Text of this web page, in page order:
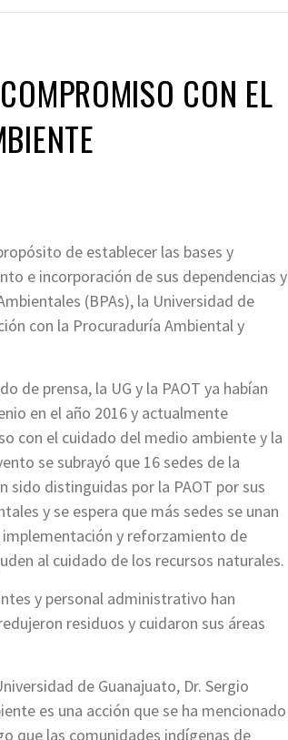
CON EL
de establecer las bases y
e incorporación de sus dependencias y
(BPAs), la Universidad de
con la Procuraduría Ambiental y
de prensa, la UG y la PAOT ya habían
en el año 2016 y actualmente
con el cuidado del medio ambiente y la
se subrayó que 16 sedes de la
sido distinguidas por la PAOT por sus
y se espera que más sedes se unan
implementación y reforzamiento de
al cuidado de los recursos naturales.
y personal administrativo han
residuos y cuidaron sus áreas
de Guanajuato, Dr. Sergio
es una acción que se ha mencionado
que las comunidades indígenas de